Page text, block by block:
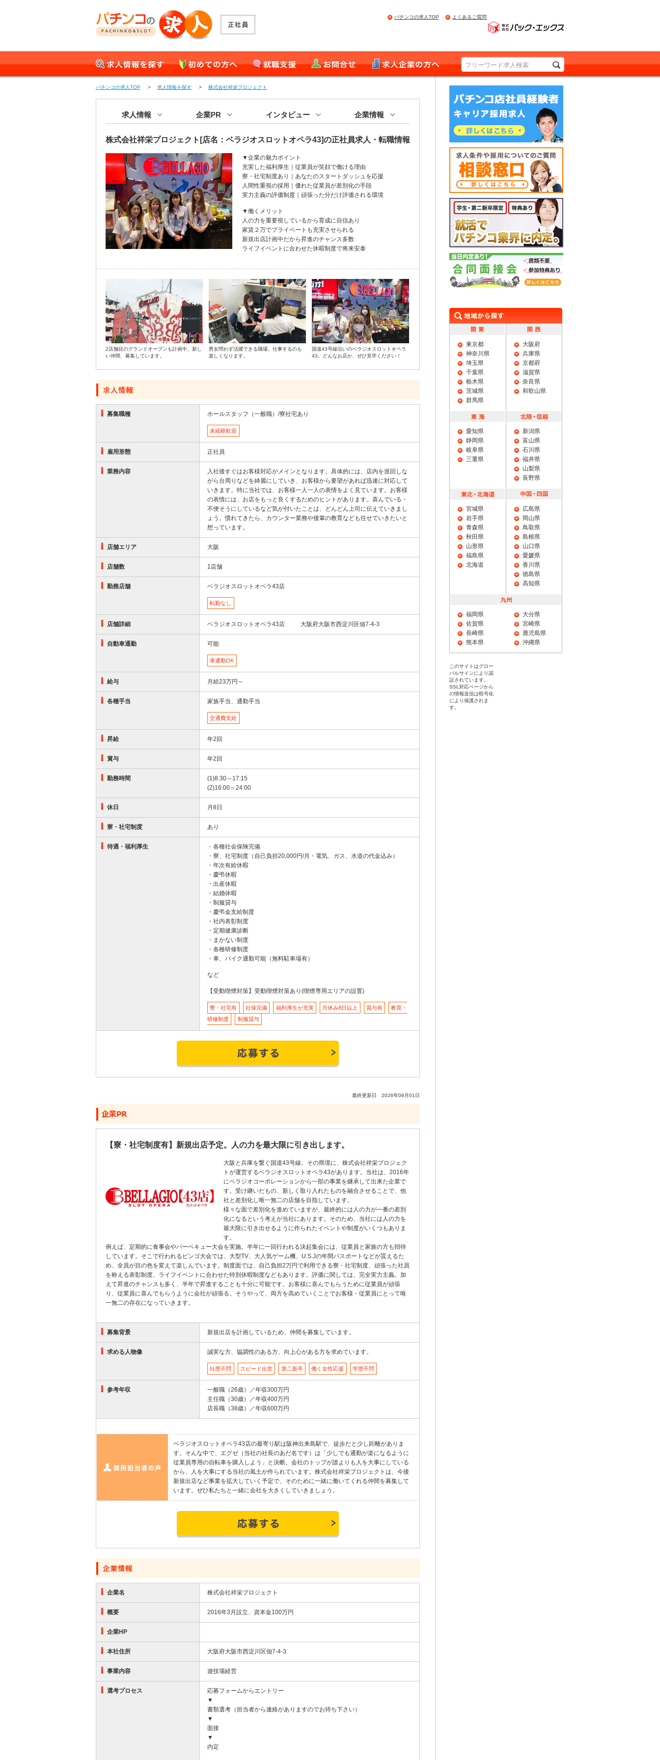
パチンコの求人TOP よくあるご質問
パチンコの求人TOP > 求人情報を探す > 株式会社祥栄プロジェクト
求人情報 企業PR インタビュー 企業情報
株式会社祥栄プロジェクト[店名：ベラジオスロットオペラ43]の正社員求人・転職情報
▼企業の魅力ポイント
充実した福利厚生｜従業員が笑顔で働ける理由
寮・社宅制度あり｜あなたのスタートダッシュを応援
人間性重視の採用｜優れた従業員が差別化の手段
実力主義の評価制度｜頑張った分だけ評価される環境
▼働くメリット
人の力を重要視しているから育成に自信あり
家賃２万でプライベートも充実させられる
新規出店計画中だから昇進のチャンス多数
ライフイベントに合わせた休暇制度で将来安泰
2店舗目のグランドオープンも計画中。新し
い仲間、募集しています。
男女問わず活躍できる職場。仕事するのも
楽しくなります。
国道43号線沿いのベラジオスロットオペラ
43。どんなお店か、ぜひ見学ください！
募集職種 ホールスタッフ（一般職）/寮社宅あり
未経験歓迎
雇用形態 正社員
業務内容
入社後すぐはお客様対応がメインとなります。具体的には、店内を巡回しな
がら台周りなどを綺麗にしていき、お客様から要望があれば迅速に対応して
いきます。特に当社では、お客様一人一人の表情をよく見ています。お客様
の表情には、お店をもっと良くするためのヒントがあります。喜んでいる・
不便そうにしているなど気が付いたことは、どんどん上司に伝えていきまし
ょう。慣れてきたら、カウンター業務や後輩の教育なども任せていきたいと
想っています。
店舗エリア 大阪
店舗数 1店舗
勤務店舗 ベラジオスロットオペラ43店
転勤なし
店舗詳細 ベラジオスロットオペラ43店 大阪府大阪市西淀川区佃7-4-3
自動車通勤 可能
車通勤OK
給与 月給23万円～
各種手当 家族手当、通勤手当
交通費支給
昇給 年2回
賞与 年2回
勤務時間
(1)8:30～17:15
(2)16:00～24:00
休日 月8日
寮・社宅制度 あり
待遇・福利厚生
・各種社会保険完備
・寮、社宅制度（自己負担20,000円/月・電気、ガス、水道の代金込み）
・年次有給休暇
・慶弔休暇
・出産休暇
・結婚休暇
・制服貸与
・慶弔金支給制度
・社内表彰制度
・定期健康診断
・まかない制度
・各種研修制度
・車、バイク通勤可能（無料駐車場有）
など
【受動喫煙対策】受動喫煙対策あり(喫煙専用エリアの設置)
寮・社宅有 社保完備 福利厚生が充実 月休み8日以上 賞与有
教育・
研修制度
制服貸与
最終更新日 2026年08月01日
【寮・社宅制度有】新規出店予定。人の力を最大限に引き出します。
大阪と兵庫を繋ぐ国道43号線。その県境に、株式会社祥栄プロジェク
トが運営するベラジオスロットオペラ43があります。当社は、2016年
にベラジオコーポレーションから一部の事業を継承して出来た企業で
す。受け継いだもの、新しく取り入れたものを融合させることで、他
社と差別化し唯一無二の店舗を目指しています。
様々な面で差別化を進めていますが、最終的には人の力が一番の差別
化になるという考えが当社にあります。そのため、当社には人の力を
最大限に引き出せるように作られたイベントや制度がいくつもありま
す。
例えば、定期的に食事会やバーベキュー大会を実施。半年に一回行われる決起集会には、従業員と家族の方も招待
しています。そこで行われるビンゴ大会では、大型TV、大人気ゲーム機、U.S.Jの年間パスポートなどが貰えるた
め、全員が目の色を変えて楽しんでいます。制度面では、自己負担2万円で利用できる寮・社宅制度、頑張った社員
を称える表彰制度、ライフイベントに合わせた特別休暇制度などもあります。評価に関しては、完全実力主義。加
えて昇進のチャンスも多く、半年で昇進することも十分に可能です。お客様に喜んでもらうために従業員が頑張
り、従業員に喜んでもらうように会社が頑張る。そうやって、両方を高めていくことでお客様・従業員にとって唯
一無二の存在になっていきます。
募集背景 新規出店を計画しているため、仲間を募集しています。
求める人物像 誠実な方、協調性のある方、向上心がある方を求めています。
社歴不問 スピード出世 第二新卒 働く女性応援 学歴不問
参考年収
一般職（26歳）／年収300万円
主任職（30歳）／年収400万円
店長職（38歳）／年収600万円
ベラジオスロットオペラ43店の最寄り駅は阪神出来島駅で、徒歩だと少し距離がありま
す。そんな中で、エグゼ（当社の社長のあだ名です）は「少しでも通勤が楽になるように
従業員専用の自転車を購入しよう」と決断。会社のトップが誰よりも人を大事にしている
から、人を大事にする当社の風土が作られています。株式会社祥栄プロジェクトは、今後
新規出店など事業を拡大していく予定で、そのために一緒に働いてくれる仲間を募集して
います。ぜひ私たちと一緒に会社を大きくしていきましょう。
企業名 株式会社祥栄プロジェクト
概要 2016年3月設立、資本金100万円
企業HP
本社住所 大阪府大阪市西淀川区佃7-4-3
事業内容 遊技場経営
選考プロセス
応募フォームからエントリー
▼
書類選考（担当者から連絡がありますのでお待ち下さい）
▼
面接
▼
内定
パチンコ店社員経験者の方 詳しくはこちら
求人条件や採用についてのご質問 相談窓口
詳しくはこちら
学生限定 特典あり 就活でパチンコ業界に
内定。
東京都
神奈川県
埼玉県
千葉県
栃木県
茨城県
群馬県
大阪府
兵庫県
京都府
滋賀県
奈良県
和歌山県
愛知県
静岡県
岐阜県
三重県
新潟県
富山県
石川県
福井県
山梨県
長野県
宮城県
岩手県
青森県
秋田県
山形県
福島県
北海道
広島県
岡山県
鳥取県
島根県
山口県
愛媛県
香川県
徳島県
高知県
福岡県
佐賀県
長崎県
熊本県
大分県
宮崎県
鹿児島県
沖縄県
このサイトはグロー
バルサインにより認
証されています。
SSL対応ページから
の情報送信は暗号化
により保護されま
す。